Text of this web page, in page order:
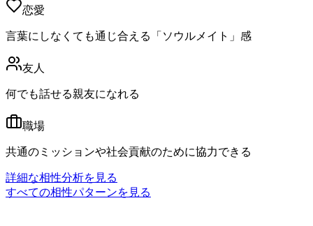
恋愛
言葉にしなくても通じ合える「ソウルメイト」感
友人
何でも話せる親友になれる
職場
共通のミッションや社会貢献のために協力できる
詳細な相性分析を見る
すべての相性パターンを見る